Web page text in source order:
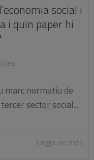
social i
i quin paper hi
marc normatiu de
sector social...
Llegiu-ne més